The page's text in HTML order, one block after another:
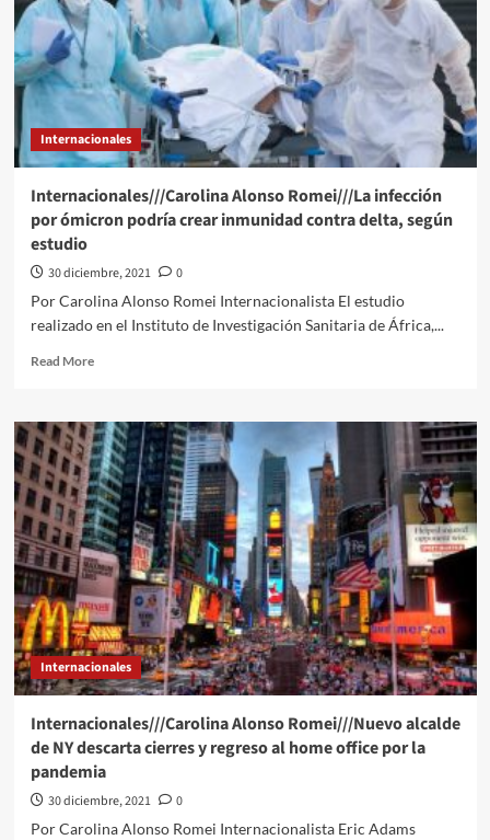
casos
confirmados
desde
septiembre
Internacionales
Internacionales///Carolina Alonso Romei///La infección
por ómicron podría crear inmunidad contra delta, según
estudio
30 diciembre, 2021
0
Por Carolina Alonso Romei Internacionalista El estudio
realizado en el Instituto de Investigación Sanitaria de África,...
Read MoreRead
Internacionales///Carolina
Alonso
Romei///La
infección
por
ómicron
podría
crear
inmunidad
contra
delta,
según
estudio
Internacionales
Internacionales///Carolina Alonso Romei///Nuevo alcalde
de NY descarta cierres y regreso al home office por la
pandemia
30 diciembre, 2021
0
Por Carolina Alonso Romei Internacionalista Eric Adams